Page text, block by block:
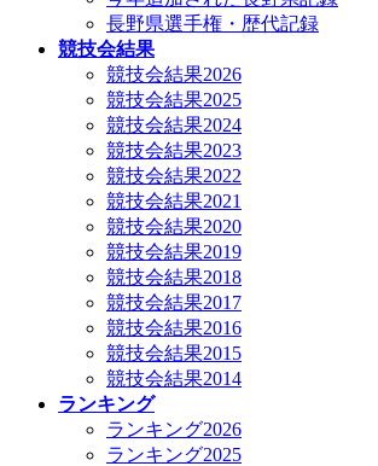
長野県選手権・歴代記録
競技会結果
競技会結果2026
競技会結果2025
競技会結果2024
競技会結果2023
競技会結果2022
競技会結果2021
競技会結果2020
競技会結果2019
競技会結果2018
競技会結果2017
競技会結果2016
競技会結果2015
競技会結果2014
ランキング
ランキング2026
ランキング2025